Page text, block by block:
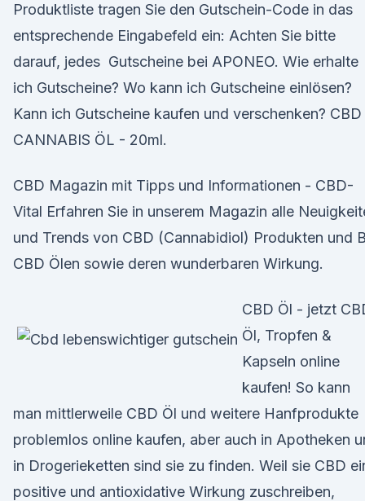
Produktliste tragen Sie den Gutschein-Code in das
entsprechende Eingabefeld ein: Achten Sie bitte
darauf, jedes Gutscheine bei APONEO. Wie erhalte
ich Gutscheine? Wo kann ich Gutscheine einlösen?
Kann ich Gutscheine kaufen und verschenken? CBD
CANNABIS ÖL - 20ml.
CBD Magazin mit Tipps und Informationen - CBD-
Vital Erfahren Sie in unserem Magazin alle
und Trends von CBD (Cannabidiol) Produkten und
CBD Ölen sowie deren wunderbaren Wirkung.
CBD Öl - jetzt
Öl, Tropfen &
Kapseln online
kaufen! So kann
man mittlerweile CBD Öl und weitere Hanfprodukte
problemlos online kaufen, aber auch in Apotheken
in Drogerieketten sind sie zu finden. Weil sie CBD
positive und antioxidative Wirkung zuschreiben,